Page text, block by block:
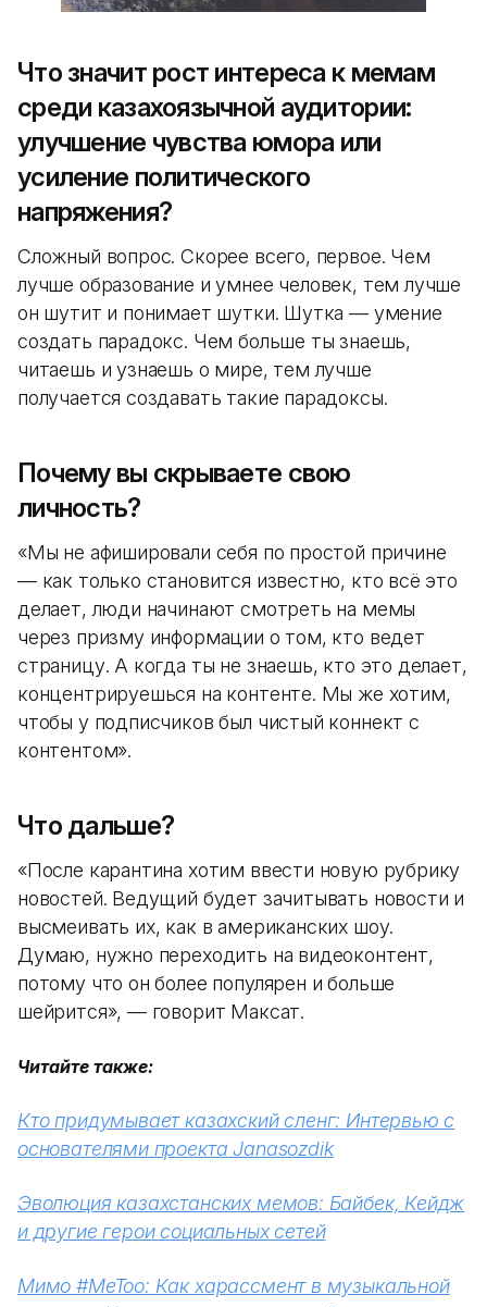
Что значит рост интереса к мемам
среди казахоязычной аудитории:
улучшение чувства юмора или
усиление политического
напряжения?
Сложный вопрос. Скорее всего, первое. Чем
лучше образование и умнее человек, тем лучше
он шутит и понимает шутки. Шутка — умение
создать парадокс. Чем больше ты знаешь,
читаешь и узнаешь о мире, тем лучше
получается создавать такие парадоксы.
Почему вы скрываете свою
личность?
«Мы не афишировали себя по простой причине
— как только становится известно, кто всё это
делает, люди начинают смотреть на мемы
через призму информации о том, кто ведет
страницу. А когда ты не знаешь, кто это делает,
концентрируешься на контенте. Мы же хотим,
чтобы у подписчиков был чистый коннект с
контентом».
Что дальше?
«После карантина хотим ввести новую рубрику
новостей. Ведущий будет зачитывать новости и
высмеивать их, как в американских шоу.
Думаю, нужно переходить на видеоконтент,
потому что он более популярен и больше
шейрится», — говорит Максат.
Читайте также:
Кто придумывает казахский сленг: Интервью с
основателями проекта Janasozdik
Эволюция казахстанских мемов: Байбек, Кейдж
и другие герои социальных сетей
Мимо #MeToo: Как харассмент в музыкальной